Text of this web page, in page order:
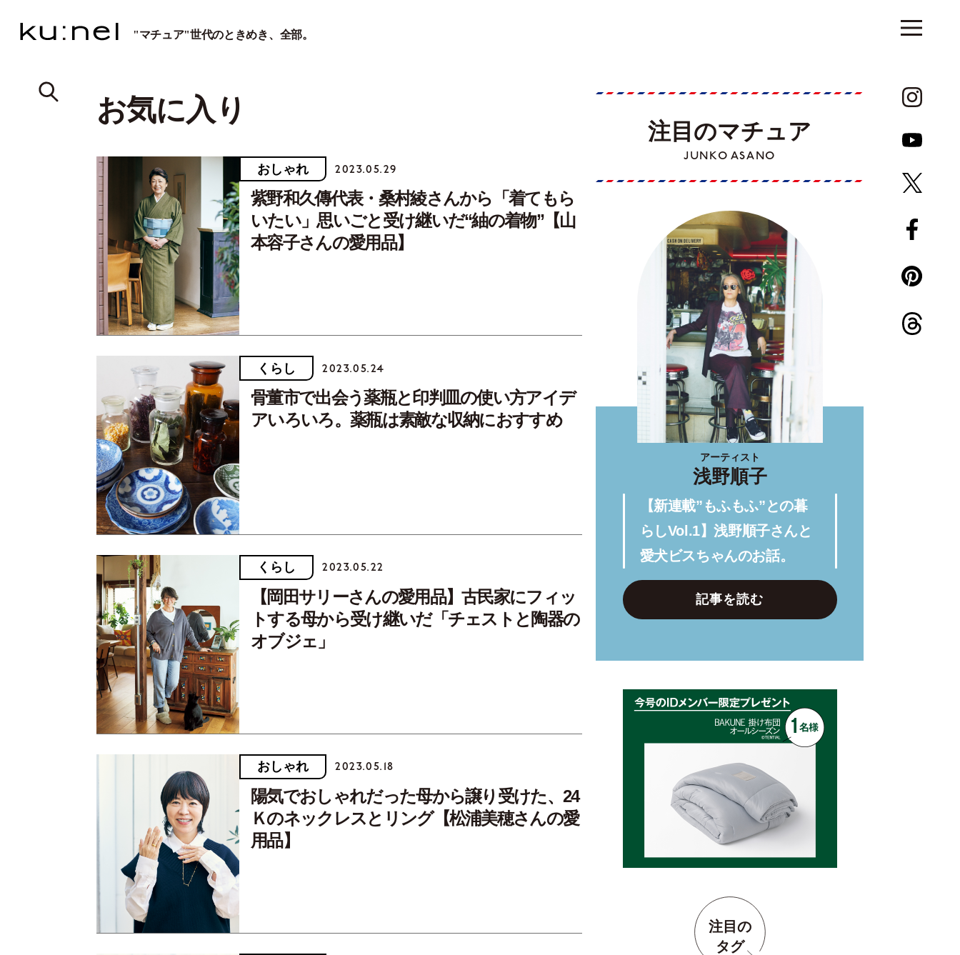
"マチュア"世代のときめき、全部。
お気に入り
おしゃれ 2023.05.29
紫野和久傳代表・桑村綾さんから「着てもら
いたい」思いごと受け継いだ“紬の着物”【山
本容子さんの愛用品】
くらし 2023.05.24
骨董市で出会う薬瓶と印判皿の使い方アイデ
アいろいろ。薬瓶は素敵な収納におすすめ
くらし 2023.05.22
【岡田サリーさんの愛用品】古民家にフィッ
トする母から受け継いだ「チェストと陶器の
オブジェ」
おしゃれ 2023.05.18
陽気でおしゃれだった母から譲り受けた、24
Ｋのネックレスとリング【松浦美穂さんの愛
用品】
注目のマチュア
JUNKO ASANO
アーティスト
浅野順子
【新連載”もふもふ”との暮
らしVol.1】浅野順子さんと
愛犬ビスちゃんのお話。
記事を読む
注目の
タグ